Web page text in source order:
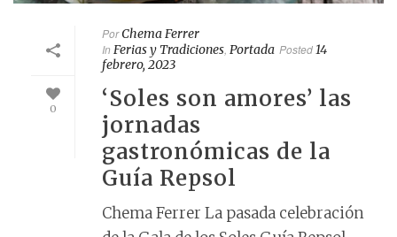
0
PorChema Ferrer
In Ferias y Tradiciones Portada Posted14
febrero, 2023
‘Soles son amores’ las
jornadas
gastronómicas de la
Guía Repsol
Chema Ferrer La pasada celebración